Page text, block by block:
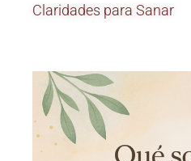
Claridades para Sanar